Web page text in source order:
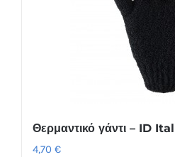
Θερμαντικό γάντι – ID
4,70 €